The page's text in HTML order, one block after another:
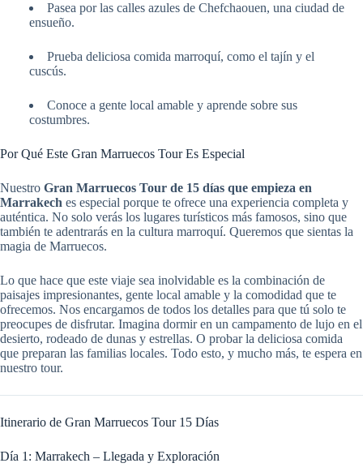
Pasea por las calles azules de Chefchaouen, una ciudad de
ensueño.
Prueba deliciosa comida marroquí, como el tajín y el
cuscús.
Conoce a gente local amable y aprende sobre sus
costumbres.
Por Qué Este Gran Marruecos Tour Es Especial
Nuestro Gran Marruecos Tour de 15 días que empieza en
Marrakech es especial porque te ofrece una experiencia completa y
auténtica. No solo verás los lugares turísticos más famosos, sino que
también te adentrarás en la cultura marroquí. Queremos que sientas la
magia de Marruecos.
Lo que hace que este viaje sea inolvidable es la combinación de
paisajes impresionantes, gente local amable y la comodidad que te
ofrecemos. Nos encargamos de todos los detalles para que tú solo te
preocupes de disfrutar. Imagina dormir en un campamento de lujo en el
desierto, rodeado de dunas y estrellas. O probar la deliciosa comida
que preparan las familias locales. Todo esto, y mucho más, te espera en
nuestro tour.
Itinerario de Gran Marruecos Tour 15 Días
Día 1: Marrakech – Llegada y Exploración